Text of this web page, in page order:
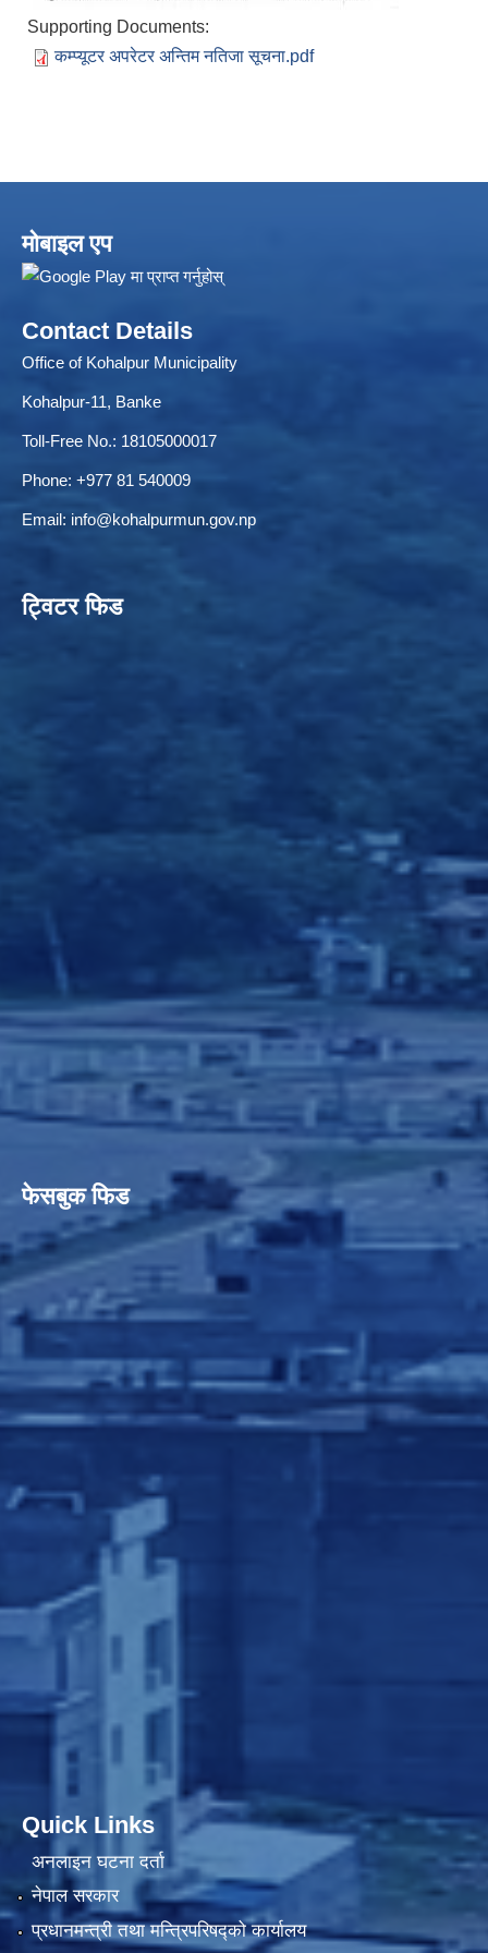
Supporting Documents:
कम्प्यूटर अपरेटर अन्तिम नतिजा सूचना.pdf
मोबाइल एप
Contact Details
Office of Kohalpur Municipality
Kohalpur-11, Banke
Toll-Free No.: 18105000017
Phone: +977 81 540009
Email: info@kohalpurmun.gov.np
ट्विटर फिड
फेसबुक फिड
Quick Links
अनलाइन घटना दर्ता
नेपाल सरकार
प्रधानमन्त्री तथा मन्त्रिपरिषद्को कार्यालय